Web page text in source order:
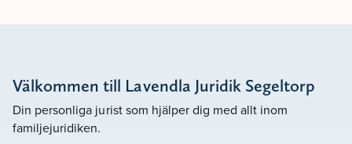
Välkommen till Lavendla Juridik Segeltorp
Din personliga jurist som hjälper dig med allt inom
familjejuridiken.